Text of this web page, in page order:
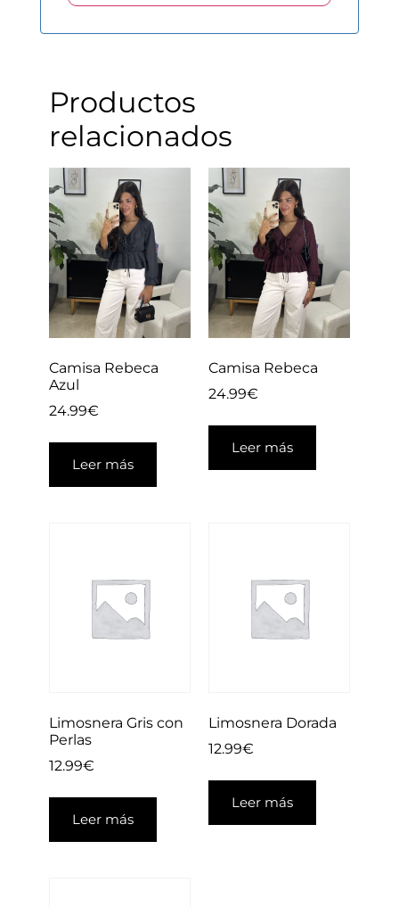
Productos
relacionados
Camisa Rebeca
Azul
24.99€
Leer más
Camisa Rebeca
24.99€
Leer más
Limosnera Gris con
Perlas
12.99€
Leer más
Limosnera Dorada
12.99€
Leer más